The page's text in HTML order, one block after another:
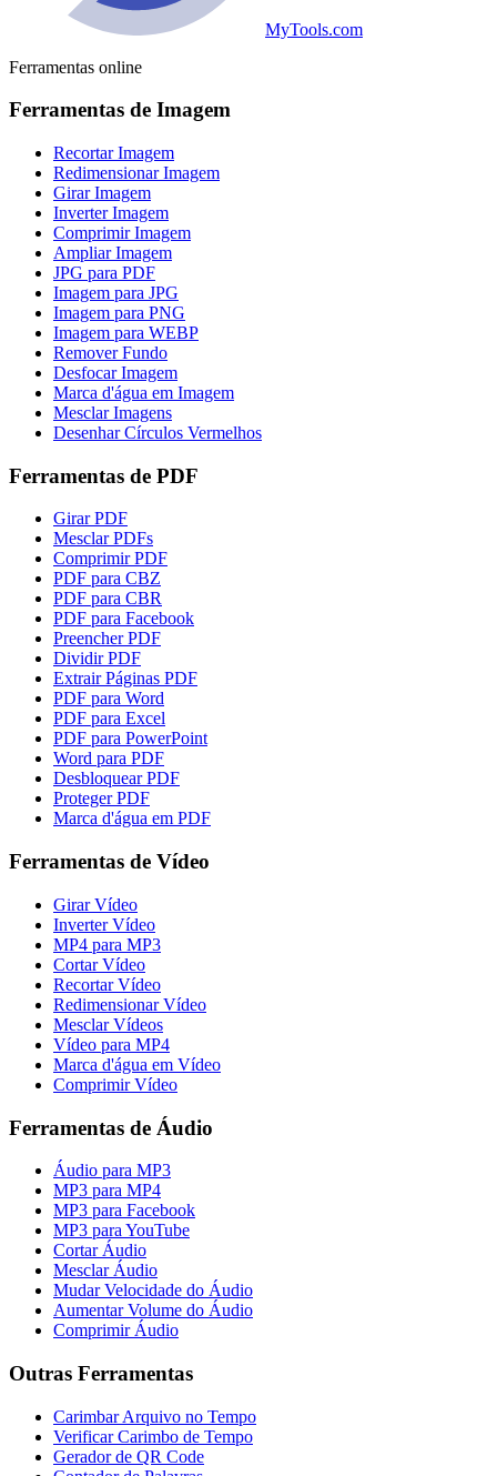
MyTools.com
Ferramentas online
Ferramentas de Imagem
Recortar Imagem
Redimensionar Imagem
Girar Imagem
Inverter Imagem
Comprimir Imagem
Ampliar Imagem
JPG para PDF
Imagem para JPG
Imagem para PNG
Imagem para WEBP
Remover Fundo
Desfocar Imagem
Marca d'água em Imagem
Mesclar Imagens
Desenhar Círculos Vermelhos
Ferramentas de PDF
Girar PDF
Mesclar PDFs
Comprimir PDF
PDF para CBZ
PDF para CBR
PDF para Facebook
Preencher PDF
Dividir PDF
Extrair Páginas PDF
PDF para Word
PDF para Excel
PDF para PowerPoint
Word para PDF
Desbloquear PDF
Proteger PDF
Marca d'água em PDF
Ferramentas de Vídeo
Girar Vídeo
Inverter Vídeo
MP4 para MP3
Cortar Vídeo
Recortar Vídeo
Redimensionar Vídeo
Mesclar Vídeos
Vídeo para MP4
Marca d'água em Vídeo
Comprimir Vídeo
Ferramentas de Áudio
Áudio para MP3
MP3 para MP4
MP3 para Facebook
MP3 para YouTube
Cortar Áudio
Mesclar Áudio
Mudar Velocidade do Áudio
Aumentar Volume do Áudio
Comprimir Áudio
Outras Ferramentas
Carimbar Arquivo no Tempo
Verificar Carimbo de Tempo
Gerador de QR Code